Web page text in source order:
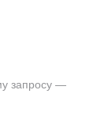
запросу —